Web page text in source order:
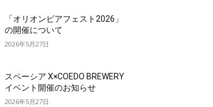
「オリオンビアフェスト2026」
の開催について
2026年5月27日
スペーシア X×COEDO BREWERY
イベント開催のお知らせ
2026年5月27日